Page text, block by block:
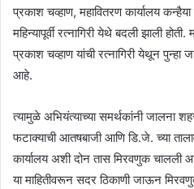
प्रकाश चव्हाण, महावितरण कार्यालय
महिन्यापूर्वी रत्नागिरी येथे बदली झाली
प्रकाश चव्हाण यांची रत्नागिरी येथून पुन्हा
आहे.
त्यामुळे अभियंत्याच्या समर्थकांनी जालना
फटाक्याची आतषबाजी आणि डि.जे. च्या
कार्यालय अशी दोन तास मिरवणुक चालली
या माहितीवरून सदर ठिकाणी जाऊन